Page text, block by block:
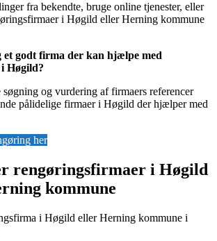
fra bekendte, bruge online tjenester, eller
i Høgild eller Herning kommune
godt firma der kan hjælpe med
Høgild?
og vurdering af firmaers referencer
pålidelige firmaer i Høgild der hjælper med
her
rengøringsfirmaer i Høgild
kommune
i Høgild eller Herning kommune i